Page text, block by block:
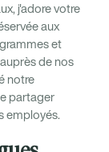
j'adore votre
aux
et
de nos
notre
partager
employés.